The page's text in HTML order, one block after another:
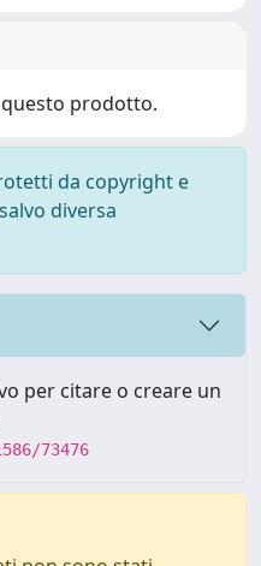
prodotto.
da copyright e
diversa
per citare o creare un
73476